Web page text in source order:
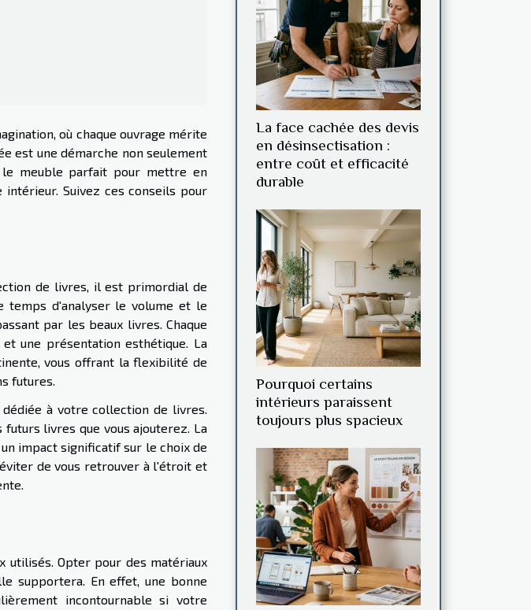
où chaque ouvrage mérite
est une démarche non seulement
le meuble parfait pour mettre en
Suivez ces conseils pour
de livres, il est primordial de
temps d'analyser le volume et le
par les beaux livres. Chaque
une présentation esthétique. La
vous offrant la flexibilité de
futures.
à votre collection de livres.
livres que vous ajouterez. La
impact significatif sur le choix de
de vous retrouver à l'étroit et
utilisés. Opter pour des matériaux
supportera. En effet, une bonne
incontournable si votre
La face cachée des devis
en désinsectisation :
entre coût et efficacité
durable
Pourquoi certains
intérieurs paraissent
toujours plus spacieux